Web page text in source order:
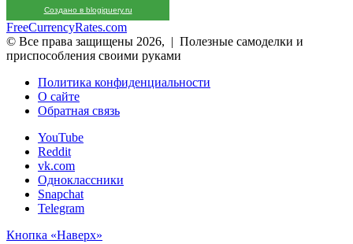
Создано в blogjquery.ru
FreeCurrencyRates.com
© Все права защищены 2026, | Полезные самоделки и
приспособления своими руками
Политика конфиденциальности
О сайте
Обратная связь
YouTube
Reddit
vk.com
Одноклассники
Snapchat
Telegram
Кнопка «Наверх»